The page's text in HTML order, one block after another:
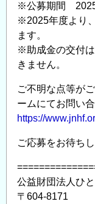
集
開
始
の
案
内
の
※公募期間 2025
※2025年度より
ます。
※助成金の交付
きません。
ご不明な点等が
ームにてお問い
https://
ご応募をお待ち
公益財団法人ひ
〒604-8171